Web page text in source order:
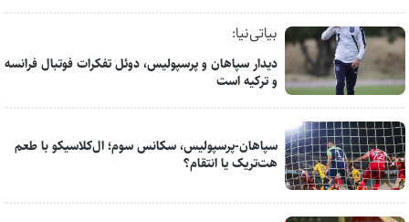
بیاتی‌نیا:
دیدار سپاهان و پرسپولیس، دوئل تفکرات فوتبال فرانسه
و ترکیه است
سپاهان-پرسپولیس، سکانس سوم؛ ال‌کلاسیکو با طعم
هت‌تریک یا انتقام؟